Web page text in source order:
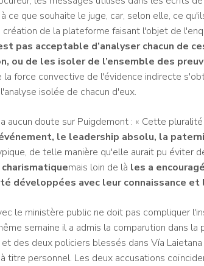
ce que souhaite le juge, car, selon elle, ce
de la plateforme faisant l'objet de
pas acceptable d’analyser chacun de
ou de les isoler de l’ensemble des
la force convective de l'évidence indirecte
isolée de chacun d'eux.
aucun doute sur Puigdemont : « Cette
le leadership absolu, la
de telle manière qu'elle aurait pu éviter
mais loin de là les a
développées avec leur connaissance
le ministère public ne doit pas compliquer
semaine il a admis la comparution dans
des deux policiers blessés dans Vía
personnel. Les deux accusations